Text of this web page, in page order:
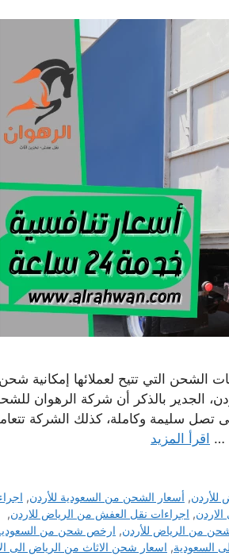
التي تتيح لعملائها إمكانية شحن
الجدير بالذكر أن شركة الرهوان
تصل سليمة وكاملة، كذلك الشركة
… اقرأ المزيد
للأردن, أسعار الشحن من السعودية للأردن,
, اجراءات نقل العفش من الرياض للاردن,
من الرياض للأردن, ارخص شحن من
السعودية, اسعار شحن الاثاث من الرياض الى